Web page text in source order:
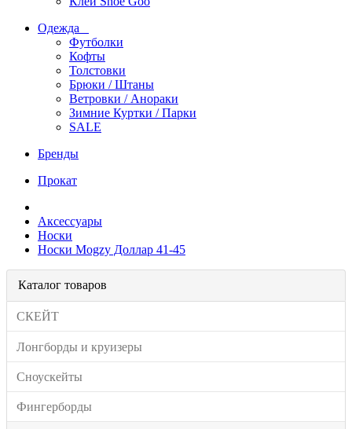
Одежда
Футболки
Кофты
Толстовки
Брюки / Штаны
Ветровки / Анораки
Зимние Куртки / Парки
SALE
Бренды
Прокат
Аксессуары
Носки
Носки Mogzy Доллар 41-45
Каталог товаров
СКЕЙТ
Лонгборды и круизеры
Сноускейты
Фингерборды